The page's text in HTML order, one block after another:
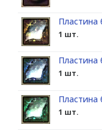
1 шт.
1 шт.
1 шт.